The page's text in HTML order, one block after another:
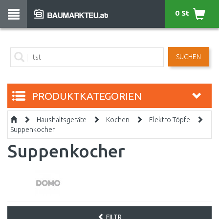
SUCHEN
0 St
PRODUKTKATEGORIEN
Haushaltsgeräte Kochen
Elektro Töpfe
Suppenkocher
Suppenkocher
FILTR